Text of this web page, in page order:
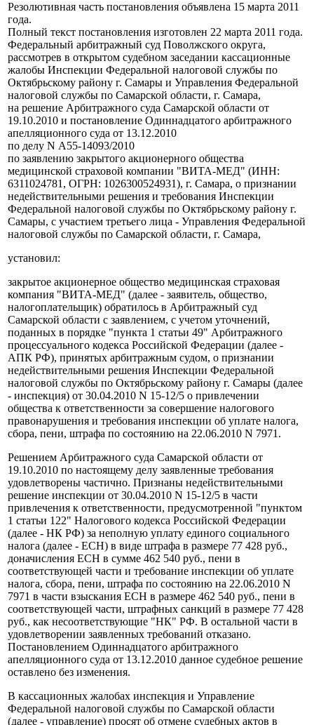
Резолютивная часть постановления объявлена 15 марта 2011
года.
Полный текст постановления изготовлен 22 марта 2011 года.
Федеральный арбитражный суд Поволжского округа,
рассмотрев в открытом судебном заседании кассационные
жалобы Инспекции Федеральной налоговой службы по
Октябрьскому району г. Самары и Управления Федеральной
налоговой службы по Самарской области, г. Самара,
на решение Арбитражного суда Самарской области от
19.10.2010 и постановление Одиннадцатого арбитражного
апелляционного суда от 13.12.2010
по делу N А55-14093/2010
по заявлению закрытого акционерного общества
медицинской страховой компании "ВИТА-МЕД" (ИНН:
6311024781, ОГРН: 1026300524931), г. Самара, о признании
недействительными решения и требования Инспекции
Федеральной налоговой службы по Октябрьскому району г.
Самары, с участием третьего лица - Управления Федеральной
налоговой службы по Самарской области, г. Самара,
установил:
закрытое акционерное общество медицинская страховая
компания "ВИТА-МЕД" (далее - заявитель, общество,
налогоплательщик) обратилось в Арбитражный суд
Самарской области с заявлением, с учетом уточнений,
поданных в порядке "пункта 1 статьи 49" Арбитражного
процессуального кодекса Российской Федерации (далее -
АПК РФ), принятых арбитражным судом, о признании
недействительными решения Инспекции Федеральной
налоговой службы по Октябрьскому району г. Самары (далее
- инспекция) от 30.04.2010 N 15-12/5 о привлечении
общества к ответственности за совершение налогового
правонарушения и требования инспекции об уплате налога,
сбора, пени, штрафа по состоянию на 22.06.2010 N 7971.
Решением Арбитражного суда Самарской области от
19.10.2010 по настоящему делу заявленные требования
удовлетворены частично. Признаны недействительными
решение инспекции от 30.04.2010 N 15-12/5 в части
привлечения к ответственности, предусмотренной "пунктом
1 статьи 122" Налогового кодекса Российской Федерации
(далее - НК РФ) за неполную уплату единого социального
налога (далее - ЕСН) в виде штрафа в размере 77 428 руб.,
доначисления ЕСН в сумме 462 540 руб., пени в
соответствующей части и требование инспекции об уплате
налога, сбора, пени, штрафа по состоянию на 22.06.2010 N
7971 в части взыскания ЕСН в размере 462 540 руб., пени в
соответствующей части, штрафных санкций в размере 77 428
руб., как несоответствующие "НК" РФ. В остальной части в
удовлетворении заявленных требований отказано.
Постановлением Одиннадцатого арбитражного
апелляционного суда от 13.12.2010 данное судебное решение
оставлено без изменения.
В кассационных жалобах инспекция и Управление
Федеральной налоговой службы по Самарской области
(далее - управление) просят об отмене судебных актов в